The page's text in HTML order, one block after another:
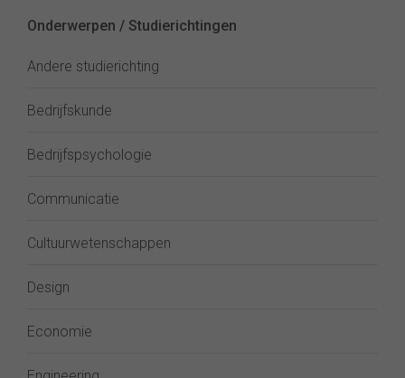
Onderwerpen / Studierichtingen
Andere studierichting
Bedrijfskunde
Bedrijfspsychologie
Communicatie
Cultuurwetenschappen
Design
Economie